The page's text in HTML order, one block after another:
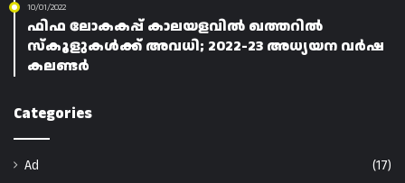
10/01/2022
ഫിഫ ലോകകപ്പ് കാലയളവിൽ ഖത്തറിൽ
സ്‌കൂളുകൾക്ക് അവധി; 2022-23 അധ്യയന വർഷ
കലണ്ടർ
Categories
Ad
(17)